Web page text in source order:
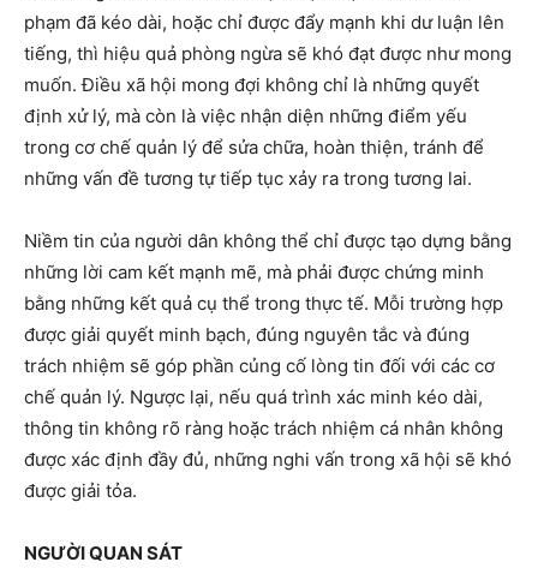
phạm đã kéo dài, hoặc chỉ được đẩy mạnh khi dư luận lên
tiếng, thì hiệu quả phòng ngừa sẽ khó đạt được như mong
muốn. Điều xã hội mong đợi không chỉ là những quyết
định xử lý, mà còn là việc nhận diện những điểm yếu
trong cơ chế quản lý để sửa chữa, hoàn thiện, tránh để
những vấn đề tương tự tiếp tục xảy ra trong tương lai.
Niềm tin của người dân không thể chỉ được tạo dựng bằng
những lời cam kết mạnh mẽ, mà phải được chứng minh
bằng những kết quả cụ thể trong thực tế. Mỗi trường hợp
được giải quyết minh bạch, đúng nguyên tắc và đúng
trách nhiệm sẽ góp phần củng cố lòng tin đối với các cơ
chế quản lý. Ngược lại, nếu quá trình xác minh kéo dài,
thông tin không rõ ràng hoặc trách nhiệm cá nhân không
được xác định đầy đủ, những nghi vấn trong xã hội sẽ khó
được giải tỏa.
NGƯỜI QUAN SÁT